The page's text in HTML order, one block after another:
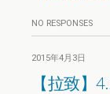
NO RESPONSES
2015年4月3日
【拉致